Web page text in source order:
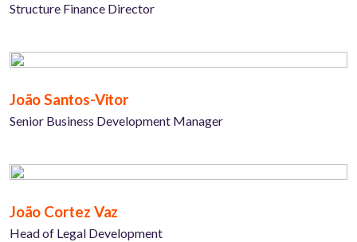
Structure Finance Director
João Santos-Vitor
Senior Business Development Manager
João Cortez Vaz
Head of Legal Development